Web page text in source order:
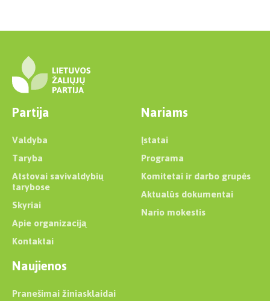
Partija
Valdyba
Taryba
Atstovai savivaldybių
tarybose
Skyriai
Apie organizaciją
Kontaktai
Nariams
Įstatai
Programa
Komitetai ir darbo grupės
Aktualūs dokumentai
Nario mokestis
Naujienos
Pranešimai žiniasklaidai